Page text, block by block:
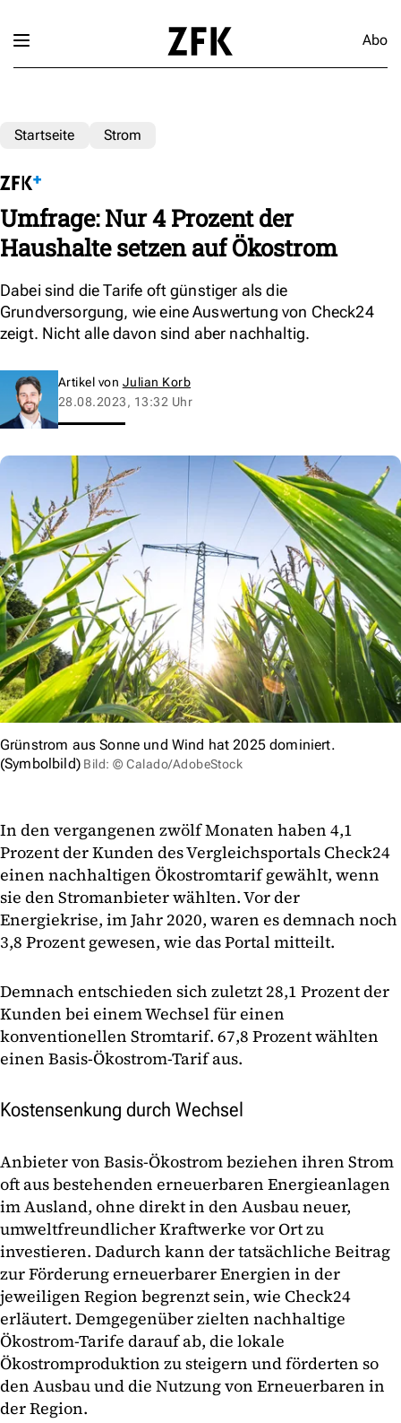
Abo
Startseite Strom
Umfrage: Nur 4 Prozent der
Haushalte setzen auf Ökostrom
Dabei sind die Tarife oft günstiger als die
Grundversorgung, wie eine Auswertung von Check24
zeigt. Nicht alle davon sind aber nachhaltig.
Artikel von Julian Korb
28.08.2023, 13:32 Uhr
Grünstrom aus Sonne und Wind hat 2025 dominiert.
(Symbolbild) Bild: © Calado/AdobeStock
In den vergangenen zwölf Monaten haben 4,1
Prozent der Kunden des Vergleichsportals Check24
einen nachhaltigen Ökostromtarif gewählt, wenn
sie den Stromanbieter wählten. Vor der
Energiekrise, im Jahr 2020, waren es demnach noch
3,8 Prozent gewesen, wie das Portal mitteilt.
Demnach entschieden sich zuletzt 28,1 Prozent der
Kunden bei einem Wechsel für einen
konventionellen Stromtarif. 67,8 Prozent wählten
einen Basis-Ökostrom-Tarif aus.
Kostensenkung durch Wechsel
Anbieter von Basis-Ökostrom beziehen ihren Strom
oft aus bestehenden erneuerbaren Energieanlagen
im Ausland, ohne direkt in den Ausbau neuer,
umweltfreundlicher Kraftwerke vor Ort zu
investieren. Dadurch kann der tatsächliche Beitrag
zur Förderung erneuerbarer Energien in der
jeweiligen Region begrenzt sein, wie Check24
erläutert. Demgegenüber zielten nachhaltige
Ökostrom-Tarife darauf ab, die lokale
Ökostromproduktion zu steigern und förderten so
den Ausbau und die Nutzung von Erneuerbaren in
der Region.